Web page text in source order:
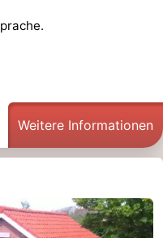
Weitere Informationen